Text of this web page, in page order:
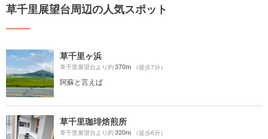
草千里展望台周辺の人気スポット
草千里ヶ浜
草千里展望台より約370m （徒歩7分）
阿蘇と言えば
草千里珈琲焙煎所
草千里展望台より約320m （徒歩6分）